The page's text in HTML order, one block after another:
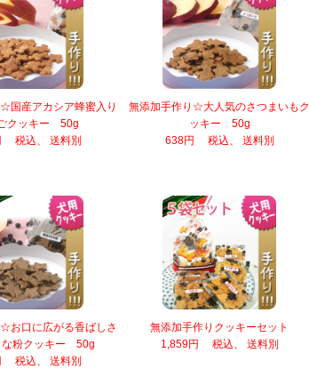
国産アカシア蜂蜜入り
クッキー 50g
税込、 送料別
無添加手作り☆大人気のさつまいもク
ッキー 50g
638円 税込、 送料別
お口に広がる香ばしさ
な粉クッキー 50g
税込、 送料別
無添加手作りクッキーセット
1,859円 税込、 送料別